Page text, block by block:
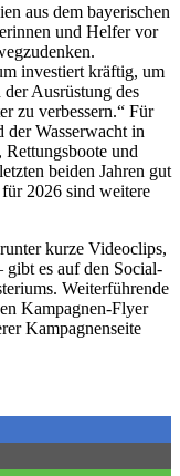
aus dem bayerischen
und Helfer vor
investiert kräftig, um
Ausrüstung des
zu verbessern.“ Für
Wasserwacht in
und
beiden Jahren gut
2026 sind weitere
kurze Videoclips,
gibt es auf den Social-
Weiterführende
Kampagnen-Flyer
Kampagnenseite